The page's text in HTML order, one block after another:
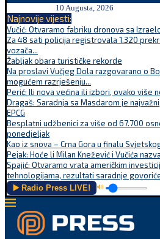
10 Augusta, 2026
Najnovije vijesti:
Vučić: Otvaramo fabriku dronova sa
Za 48 sati policija registrovala 1.320
vozača...
Žabljak obara turističke rekorde
Na proslavi Vučjeg Dola razgovarano o
mogućem razrješenju...
Perić: Ili nova većina ili izbori, ovako više
Dragaš: Saradnja sa Masdarom je
EPCG
Besplatni udžbenici za više od 67.700
ponedjeljak
Kao iz snova – Crna Gora u finalu
Pejak: Hoće li Milan Knežević i Vučića
Spajić: Otvaramo vrata američkim
tehnologijama, rezultati saradnje
▶️ Radio Press LIVE! 🔊